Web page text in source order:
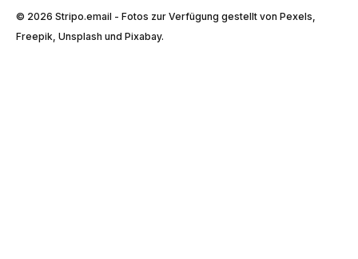
© 2026 Stripо.email - Fotos zur Verfügung gestellt von Pexels,
Freepik, Unsplash und Pixabay.